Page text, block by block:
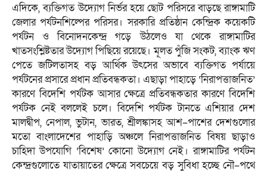
এদিকে, ব্যক্তিগত উদ্যোগ নির্ভর হয়ে ছোট পরিসরে বাড়ছে রাঙ্গামাটি
জেলার পর্যটনশিল্পের পরিসর। সরকারি প্রতিষ্ঠান কেন্দ্রিক কয়েকটি
পর্যটন ও বিনোদনকেন্দ্র গড়ে উঠলেও যা থেকে রাঙ্গামাটির
খাতসংশ্লিষ্টতার উদ্যোগ পিছিয়ে রয়েছে। মূলত পুঁজি সংকট, ব্যাংক ঋণ
পেতে জটিলতাসহ বড় আর্থিক উৎসের অভাবে ব্যক্তিগত পর্যায়ে
পর্যটনের প্রসারে প্রধান প্রতিবন্ধকতা। এছাড়া পাহাড়ে ‘নিরাপত্তাজনিত’
কারণে বিদেশি পর্যটক আসার ক্ষেত্রে প্রতিবন্ধকতার কারণে বিদেশি
পর্যটক নেই বললেই চলে। বিদেশি পর্যটক টানতে এশিয়ার দেশ
মালদ্বীপ, নেপাল, ভুটান, ভারত, শ্রীলঙ্কাসহ আশ–পাশের দেশগুলোর
মতো বাংলাদেশের পাহাড়ি অঞ্চলে নিরাপত্তাজনিত বিষয় ছাড়াও
চাহিদা উপযোগি ‘বিশেষ’ কোনো উদ্যোগ নেই। রাঙ্গামাটির পর্যটন
কেন্দ্রগুলোতে যাতায়াতের ক্ষেত্রে সবচেয়ে বড় সুবিধা হচ্ছে নৌ–পথে